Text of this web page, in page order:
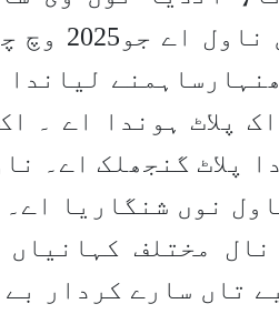
شہزاد
پلاٹ ہوندا اے ۔
پلاٹ گنجھلک اے۔
نوں شنگاریا
نال مختلف
تاں سارے کردار